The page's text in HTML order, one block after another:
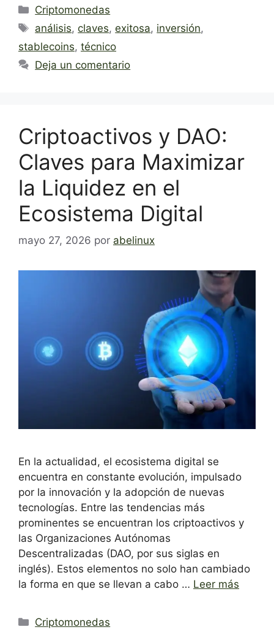
Categorías
Criptomonedas
Etiquetas
análisis,claves,exitosa, inversión,
stablecoins, técnico
Deja un comentario
Criptoactivos y DAO:
Claves para Maximizar
la Liquidez en el
Ecosistema Digital
mayo 27, 2026 por abelinux
En la actualidad, el ecosistema digital se
encuentra en constante evolución, impulsado
por la innovación y la adopción de nuevas
tecnologías. Entre las tendencias más
prominentes se encuentran los criptoactivos y
las Organizaciones Autónomas
Descentralizadas (DAO, por sus siglas en
inglés). Estos elementos no solo han cambiado
la forma en que se llevan a cabo … Leer más
Categorías
Criptomonedas